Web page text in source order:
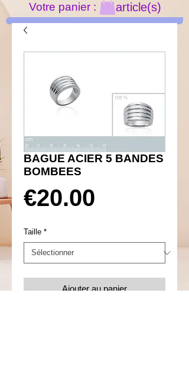
Votre panier : article(s)
BAGUE ACIER 5 BANDES
BOMBEES
€20.00
Taille *
Ajouter au panier